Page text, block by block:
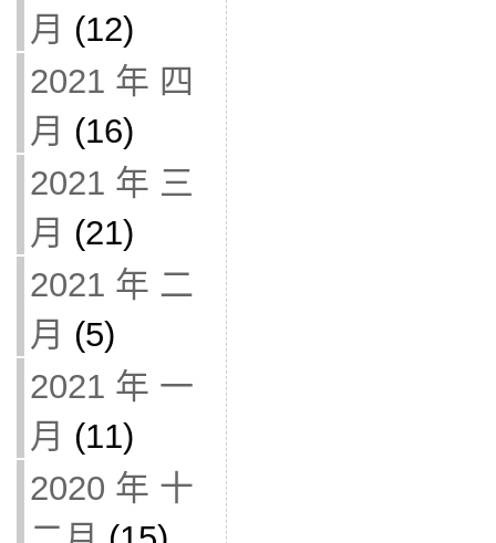
月 (12)
2021 年 四
月 (16)
2021 年 三
月 (21)
2021 年 二
月 (5)
2021 年 一
月 (11)
2020 年 十